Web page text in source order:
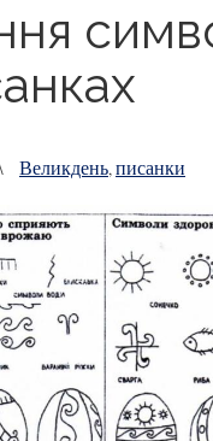
\ Великдень,писанки